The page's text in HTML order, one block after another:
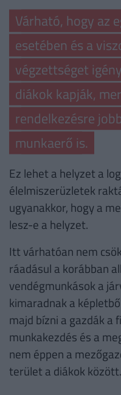
Várható, hogy az
esetében és a
végzettséget
diákok kapják,
rendelkezésre
munkaerő is.
Ez lehet a helyzet a
élelmiszerüzletek
ugyanakkor, hogy a
lesz-e a helyzet.
Itt várhatóan nem
ráadásul a korábban
vendégmunkások a
kimaradnak a
majd bízni a gazdák a
munkakezdés és a
nem éppen a
terület a diákok között.